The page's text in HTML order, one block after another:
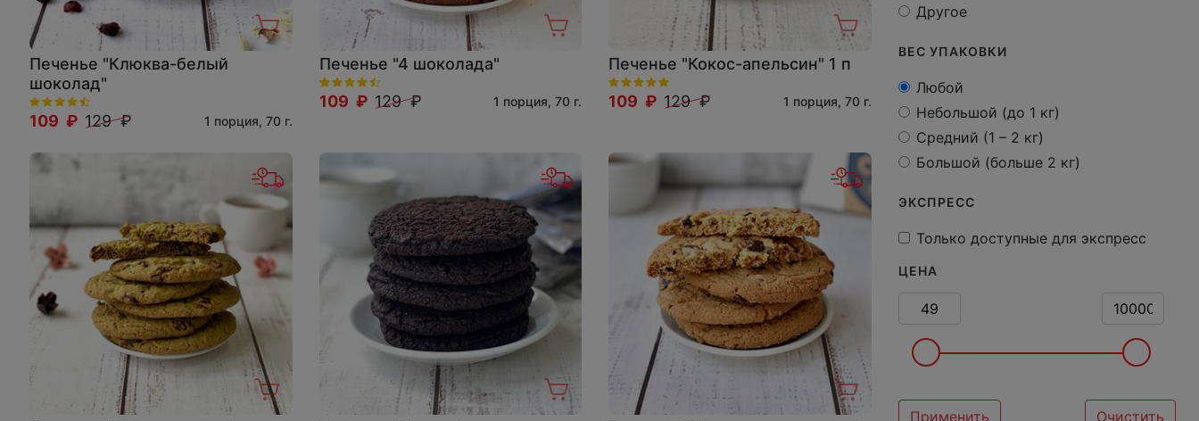
Печенье "Клюква-белый
шоколад"
109 ₽ 129 ₽ 1 порция, 70 г.
Печенье "4 шоколада"
109 ₽ 129 ₽ 1 порция, 70 г.
Печенье "Кокос-апельсин" 1 п
109 ₽ 129 ₽ 1 порция, 70 г.
Другое
ВЕС УПАКОВКИ
Любой
Небольшой (до 1 кг)
Средний (1 – 2 кг)
Большой (больше 2 кг)
ЭКСПРЕСС
Только доступные для экспресс
ЦЕНА
Применить Очистить